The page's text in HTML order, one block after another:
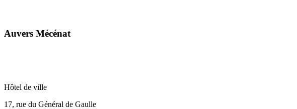
Auvers Mécénat
Hôtel de ville
17, rue du Général de Gaulle